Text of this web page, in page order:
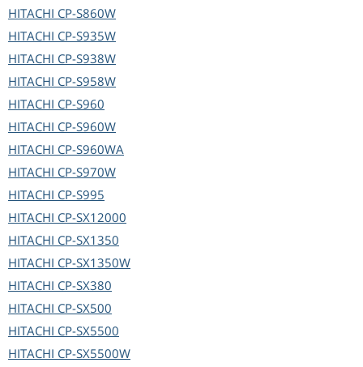
HITACHI CP-S860W
HITACHI CP-S935W
HITACHI CP-S938W
HITACHI CP-S958W
HITACHI CP-S960
HITACHI CP-S960W
HITACHI CP-S960WA
HITACHI CP-S970W
HITACHI CP-S995
HITACHI CP-SX12000
HITACHI CP-SX1350
HITACHI CP-SX1350W
HITACHI CP-SX380
HITACHI CP-SX500
HITACHI CP-SX5500
HITACHI CP-SX5500W